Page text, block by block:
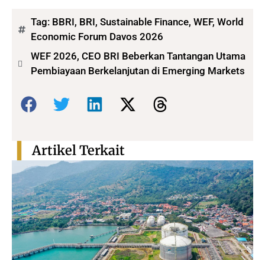
Tag: BBRI, BRI, Sustainable Finance, WEF, World
Economic Forum Davos 2026
WEF 2026, CEO BRI Beberkan Tantangan Utama
Pembiayaan Berkelanjutan di Emerging Markets
Bagikan:
Artikel Terkait